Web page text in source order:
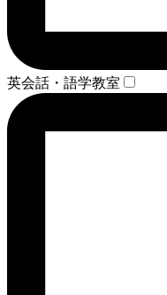
英会話・語学教室